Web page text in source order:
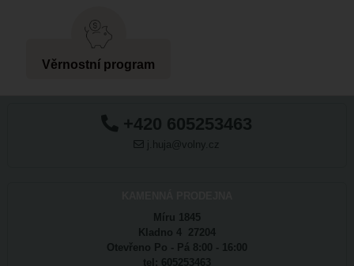
Věrnostní program
+420 605253463
j.huja@volny.cz
Míru 1845
Kladno 4 27204
Otevřeno Po - Pá 8:00 - 16:00
tel: 605253463